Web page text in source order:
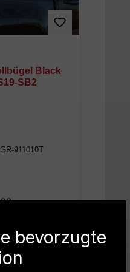
Black
SB2
GR-911010T
Preis:
2026
bevorzugte